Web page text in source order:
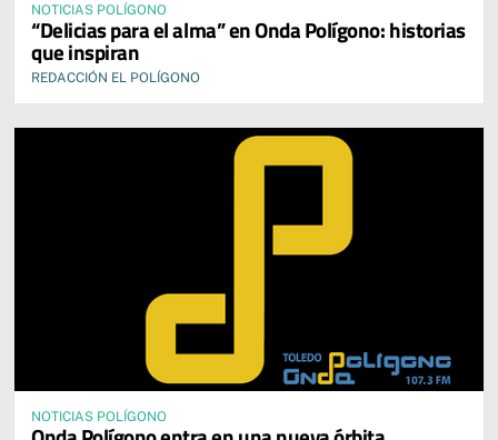
NOTICIAS POLÍGONO
“Delicias para el alma” en Onda Polígono: historias
que inspiran
REDACCIÓN EL POLÍGONO
NOTICIAS POLÍGONO